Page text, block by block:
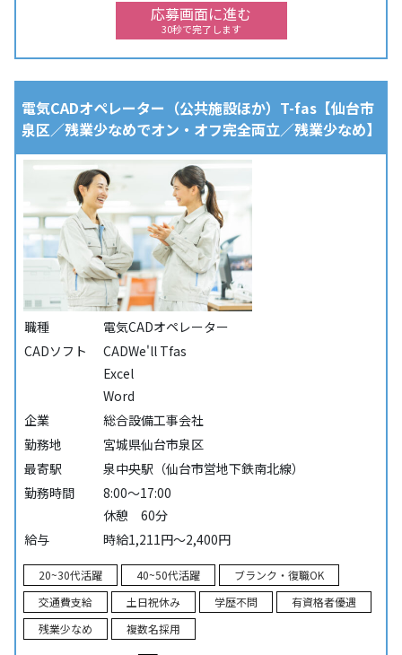
応募画面に進む
30秒で完了します
電気CADオペレーター（公共施設ほか）T-fas【仙台市
泉区／残業少なめでオン・オフ完全両立／残業少なめ】
職種
電気CADオペレーター
CADソフト
CADWe'll Tfas
Excel
Word
企業
総合設備工事会社
勤務地
宮城県仙台市泉区
最寄駅
泉中央駅（仙台市営地下鉄南北線）
勤務時間
8:00～17:00
休憩 60分
給与
時給1,211円～2,400円
20~30代活躍 40~50代活躍
ブランク・復職OK
交通費支給
土日祝休み 学歴不問
有資格者優遇
残業少なめ
複数名採用